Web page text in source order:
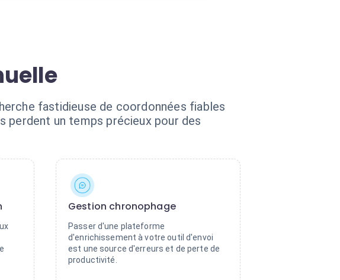
fastidieuse de coordonnées fiables
perdent un temps précieux pour des
Gestion chronophage
Passer d'une plateforme
d'enrichissement à votre outil d'envoi
est une source d'erreurs et de perte de
productivité.